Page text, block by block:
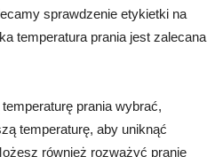
sprawdzenie etykietki na
temperatura prania jest zalecana
prania wybrać,
temperaturę, aby uniknąć
również rozważyć pranie